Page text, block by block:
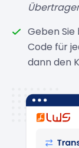
Geben
Code für
dann den